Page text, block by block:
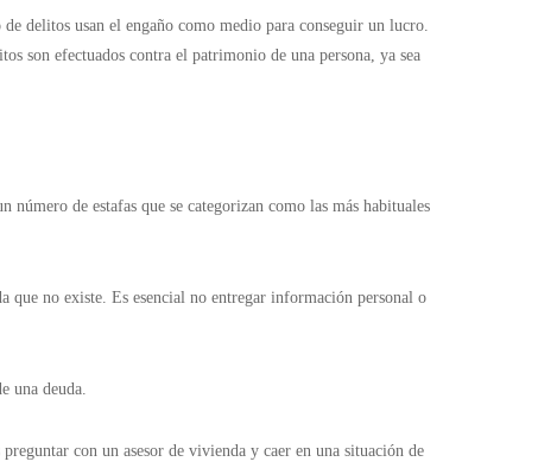
delitos usan el engaño como medio para conseguir un lucro.
son efectuados contra el patrimonio de una persona, ya sea
número de estafas que se categorizan como las más habituales
que no existe. Es esencial no entregar información personal o
una deuda.
con un asesor de vivienda y caer en una situación de